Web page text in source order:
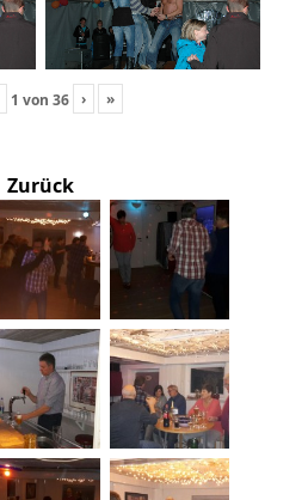
1 von36 › »
Zurück